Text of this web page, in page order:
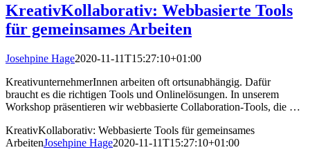
KreativKollaborativ: Webbasierte Tools
für gemeinsames Arbeiten
Josehpine Hage2020-11-11T15:27:10+01:00
KreativunternehmerInnen arbeiten oft ortsunabhängig. Dafür
braucht es die richtigen Tools und Onlinelösungen. In unserem
Workshop präsentieren wir webbasierte Collaboration-Tools, die …
KreativKollaborativ: Webbasierte Tools für gemeinsames
ArbeitenJosehpine Hage2020-11-11T15:27:10+01:00